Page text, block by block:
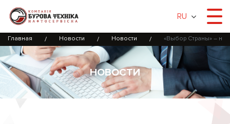
RU
Главная Новости Новости «Выбор Страны» –
НОВОСТИ